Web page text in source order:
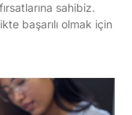
sahibiz.
başarılı olmak için